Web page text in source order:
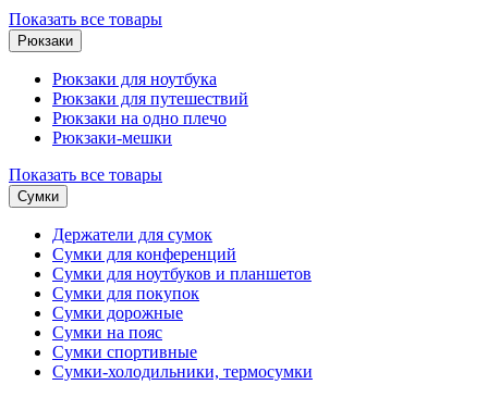
Показать все товары
Рюкзаки
Рюкзаки для ноутбука
Рюкзаки для путешествий
Рюкзаки на одно плечо
Рюкзаки-мешки
Показать все товары
Сумки
Держатели для сумок
Сумки для конференций
Сумки для ноутбуков и планшетов
Сумки для покупок
Сумки дорожные
Сумки на пояс
Сумки спортивные
Сумки-холодильники, термосумки